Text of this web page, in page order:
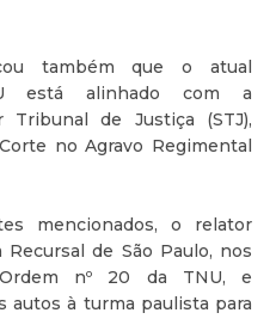
também que o atual
está alinhado com a
Tribunal de Justiça (STJ),
no Agravo Regimental
mencionados, o relator
de São Paulo, nos
nº 20 da TNU, e
autos à turma paulista para